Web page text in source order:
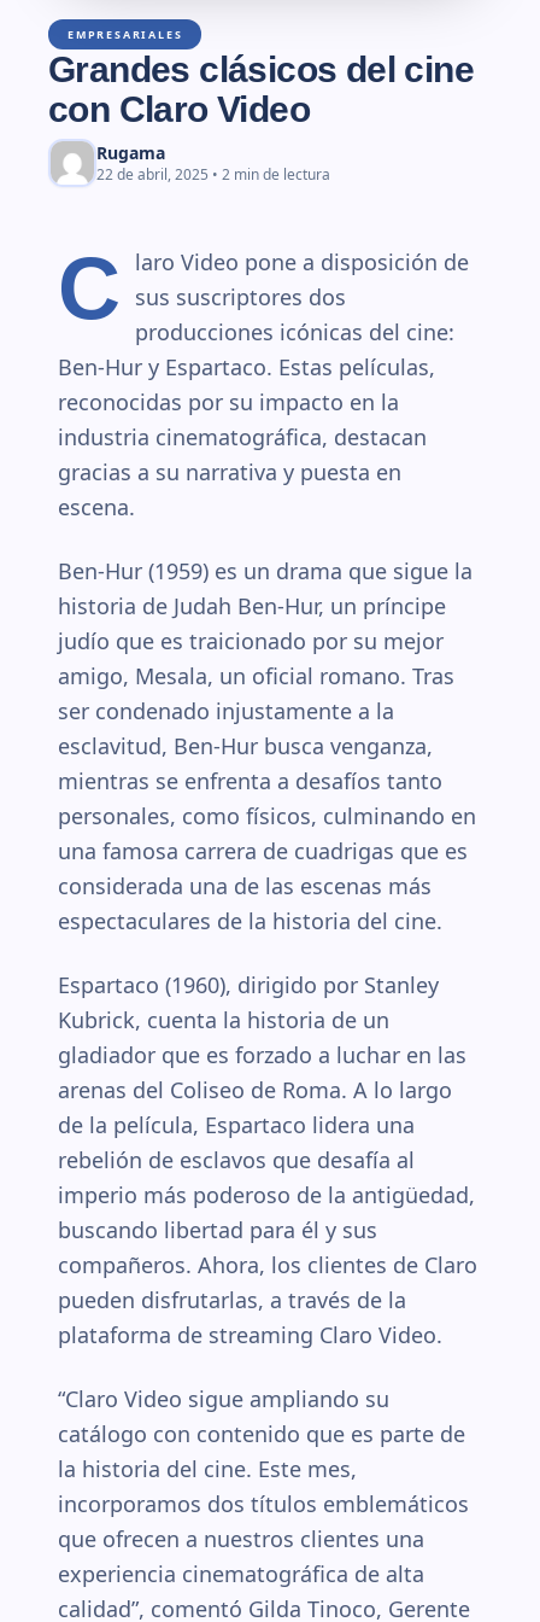
EMPRESARIALES
Grandes clásicos del cine
con Claro Video
Rugama
22 de abril, 2025 • 2 min de lectura
C
laro Video pone a disposición de
sus suscriptores dos
producciones icónicas del cine:
Ben-Hur y Espartaco. Estas películas,
reconocidas por su impacto en la
industria cinematográfica, destacan
gracias a su narrativa y puesta en
escena.
Ben-Hur (1959) es un drama que sigue la
historia de Judah Ben-Hur, un príncipe
judío que es traicionado por su mejor
amigo, Mesala, un oficial romano. Tras
ser condenado injustamente a la
esclavitud, Ben-Hur busca venganza,
mientras se enfrenta a desafíos tanto
personales, como físicos, culminando en
una famosa carrera de cuadrigas que es
considerada una de las escenas más
espectaculares de la historia del cine.
Espartaco (1960), dirigido por Stanley
Kubrick, cuenta la historia de un
gladiador que es forzado a luchar en las
arenas del Coliseo de Roma. A lo largo
de la película, Espartaco lidera una
rebelión de esclavos que desafía al
imperio más poderoso de la antigüedad,
buscando libertad para él y sus
compañeros. Ahora, los clientes de Claro
pueden disfrutarlas, a través de la
plataforma de streaming Claro Video.
“Claro Video sigue ampliando su
catálogo con contenido que es parte de
la historia del cine. Este mes,
incorporamos dos títulos emblemáticos
que ofrecen a nuestros clientes una
experiencia cinematográfica de alta
calidad”, comentó Gilda Tinoco, Gerente